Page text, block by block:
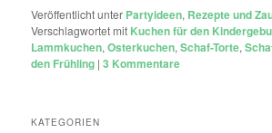
Veröffentlicht unter Partyideen, Rezepte und
Verschlagwortet mit Kuchen für den
Lammkuchen,Osterkuchen,Schaf-Torte,
den Frühling |3 Kommentare
KATEGORIEN